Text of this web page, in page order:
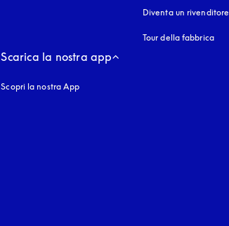
Diventa un rivenditore
Tour della fabbrica
Scarica la nostra app
Scopri la nostra App